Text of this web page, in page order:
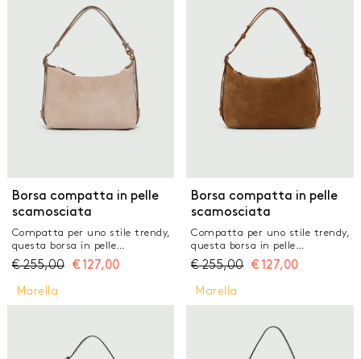
magneti ricoperti Portata a
spalla con tracolla in pelle
regolabile e rimovibile con fibbia
logata Interno foderato con
tasca zippata e tasche piatte
Logo Marella inciso Dimensione:
30 x 12 x 18 cm
magneti ricoperti Portata a
spalla con tracolla in pelle
regolabile e rimovibile con fibbia
logata Interno foderato con
tasca zippata e tasche piatte
Logo Marella inciso Dimensione:
30 x 12 x 18 cm
Borsa compatta in pelle
scamosciata
Compatta per uno stile trendy,
questa borsa in pelle
scamosciata gioca con linee
morbide e uno styling a mano o
a spalla. Con logo Marella che
aggiunge personalità. Piccola
Portata a spalla o cross body
grazie alla tracolla in pelle
€ 255,00 € 127,00
Borsa compatta in pelle
scamosciata
Compatta per uno stile trendy,
questa borsa in pelle
scamosciata gioca con linee
morbide e uno styling a mano o
a spalla. Con logo Marella che
aggiunge personalità. Piccola
Portata a spalla o cross body
grazie alla tracolla in pelle
€ 255,00 € 127,00
Marella Marella